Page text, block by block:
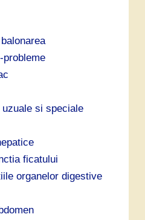
probleme
si speciale
ficatului
organelor digestive